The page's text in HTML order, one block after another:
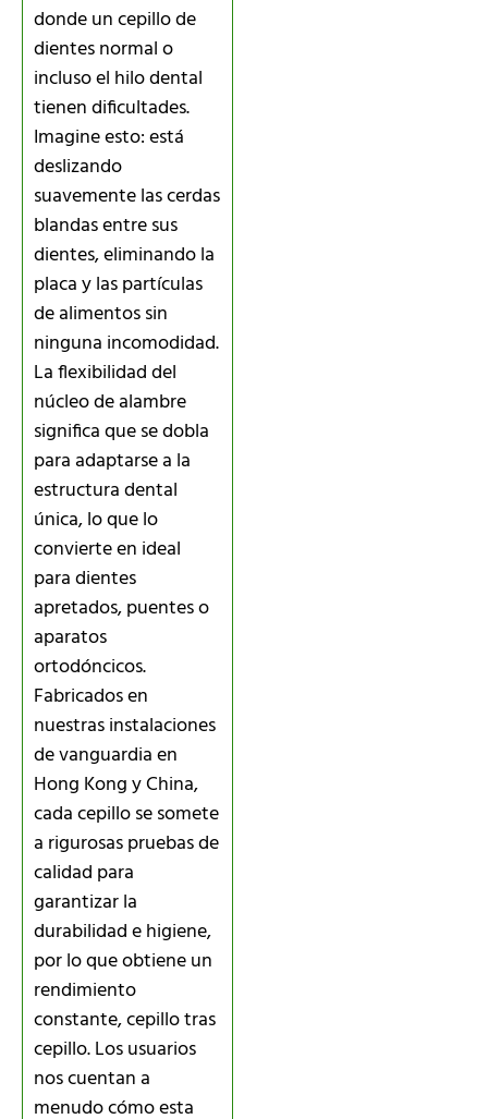
donde un cepillo de
dientes normal o
incluso el hilo dental
tienen dificultades.
Imagine esto: está
deslizando
suavemente las cerdas
blandas entre sus
dientes, eliminando la
placa y las partículas
de alimentos sin
ninguna incomodidad.
La flexibilidad del
núcleo de alambre
significa que se dobla
para adaptarse a la
estructura dental
única, lo que lo
convierte en ideal
para dientes
apretados, puentes o
aparatos
ortodóncicos.
Fabricados en
nuestras instalaciones
de vanguardia en
Hong Kong y China,
cada cepillo se somete
a rigurosas pruebas de
calidad para
garantizar la
durabilidad e higiene,
por lo que obtiene un
rendimiento
constante, cepillo tras
cepillo. Los usuarios
nos cuentan a
menudo cómo esta